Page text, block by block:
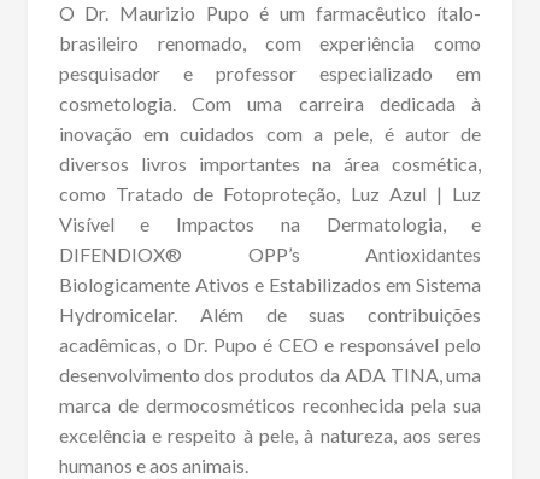
O Dr. Maurizio Pupo é um farmacêutico ítalo-
brasileiro renomado, com experiência como
pesquisador e professor especializado em
cosmetologia. Com uma carreira dedicada à
inovação em cuidados com a pele, é autor de
diversos livros importantes na área cosmética,
como Tratado de Fotoproteção, Luz Azul | Luz
Visível e Impactos na Dermatologia, e
DIFENDIOX® OPP’s Antioxidantes
Biologicamente Ativos e Estabilizados em Sistema
Hydromicelar. Além de suas contribuições
acadêmicas, o Dr. Pupo é CEO e responsável pelo
desenvolvimento dos produtos da ADA TINA, uma
marca de dermocosméticos reconhecida pela sua
excelência e respeito à pele, à natureza, aos seres
humanos e aos animais.